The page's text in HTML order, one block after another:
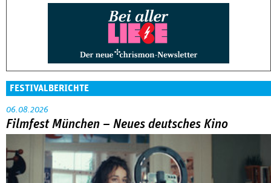
FESTIVALBERICHTE
06.08.2026
Filmfest München – Neues deutsches Kino